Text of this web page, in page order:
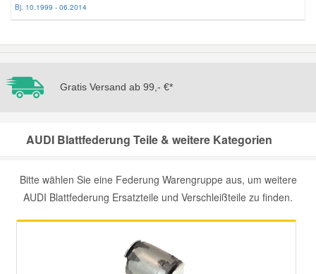
Bj. 10.1999 - 06.2014
Gratis Versand ab 99,- €*
AUDI Blattfederung Teile & weitere Kategorien
Bitte wählen Sie eine Federung Warengruppe aus, um weitere
AUDI Blattfederung Ersatzteile und Verschleißteile zu finden.
Nissan Ersatzteile
Porsche Ersatzteile
Seat Ersatzteile
Toyota Ersatzteile